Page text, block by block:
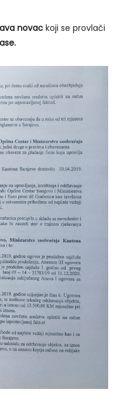
novac koji se provlači